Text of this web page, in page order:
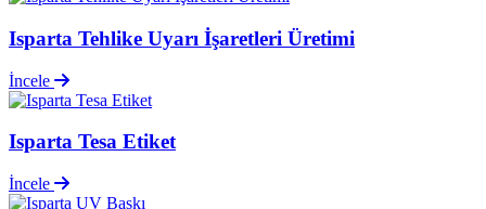
Isparta Tehlike Uyarı İşaretleri Üretimi
İncele
Isparta Tesa Etiket
İncele